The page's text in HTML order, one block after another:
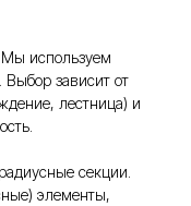
используем
зависит от
лестница) и
секции.
элементы,